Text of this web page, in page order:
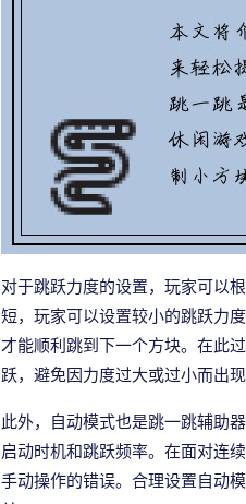
对于跳跃力度的设置，玩家可以
短，玩家可以设置较小的跳跃力
才能顺利跳到下一个方块。在此
跃，避免因力度过大或过小而出现
此外，自动模式也是跳一跳辅助
启动时机和跳跃频率。在面对连
手动操作的错误。合理设置自动